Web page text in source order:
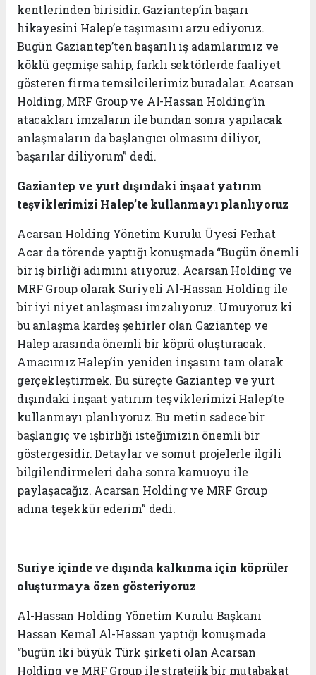
kentlerinden birisidir. Gaziantep’in başarı
hikayesini Halep’e taşımasını arzu ediyoruz.
Bugün Gaziantep’ten başarılı iş adamlarımız ve
köklü geçmişe sahip, farklı sektörlerde faaliyet
gösteren firma temsilcilerimiz buradalar. Acarsan
Holding, MRF Group ve Al-Hassan Holding’in
atacakları imzaların ile bundan sonra yapılacak
anlaşmaların da başlangıcı olmasını diliyor,
başarılar diliyorum” dedi.
Gaziantep ve yurt dışındaki inşaat yatırım
teşviklerimizi Halep’te kullanmayı planlıyoruz
Acarsan Holding Yönetim Kurulu Üyesi Ferhat
Acar da törende yaptığı konuşmada “Bugün önemli
bir iş birliği adımını atıyoruz. Acarsan Holding ve
MRF Group olarak Suriyeli Al-Hassan Holding ile
bir iyi niyet anlaşması imzalıyoruz. Umuyoruz ki
bu anlaşma kardeş şehirler olan Gaziantep ve
Halep arasında önemli bir köprü oluşturacak.
Amacımız Halep’in yeniden inşasını tam olarak
gerçekleştirmek. Bu süreçte Gaziantep ve yurt
dışındaki inşaat yatırım teşviklerimizi Halep’te
kullanmayı planlıyoruz. Bu metin sadece bir
başlangıç ve işbirliği isteğimizin önemli bir
göstergesidir. Detaylar ve somut projelerle ilgili
bilgilendirmeleri daha sonra kamuoyu ile
paylaşacağız. Acarsan Holding ve MRF Group
adına teşekkür ederim” dedi.
Suriye içinde ve dışında kalkınma için köprüler
oluşturmaya özen gösteriyoruz
Al-Hassan Holding Yönetim Kurulu Başkanı
Hassan Kemal Al-Hassan yaptığı konuşmada
“bugün iki büyük Türk şirketi olan Acarsan
Holding ve MRF Group ile stratejik bir mutabakat